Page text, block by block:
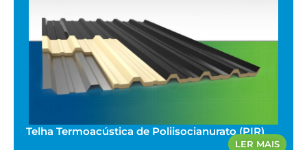
Telha Termoacústica de Poliisocianurato (PIR)
LER MAIS